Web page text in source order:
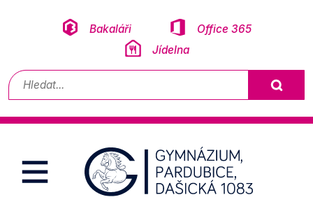
Bakaláři
Office 365
Jídelna
Vyhledávání